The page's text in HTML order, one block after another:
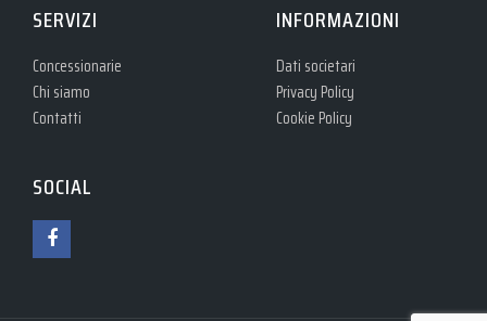
SERVIZI
Concessionarie
Chi siamo
Contatti
INFORMAZIONI
Dati societari
Privacy Policy
Cookie Policy
SOCIAL